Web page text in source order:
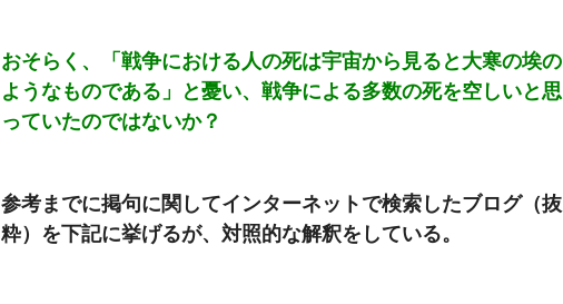
おそらく、「戦争における人の死は宇宙から見ると大寒の埃の
ようなものである」と憂い、戦争による多数の死を空しいと思
っていたのではないか？
参考までに掲句に関してインターネットで検索したブログ（抜
粋）を下記に挙げるが、対照的な解釈をしている。